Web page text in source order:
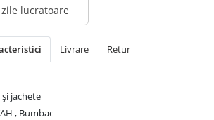
lucratoare
Livrare Retur
jachete
, Bumbac